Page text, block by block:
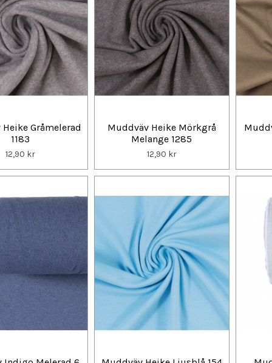
Gråmelerad
1183
12,90 kr
Muddväv Heike Mörkgrå
Melange 1285
12,90 kr